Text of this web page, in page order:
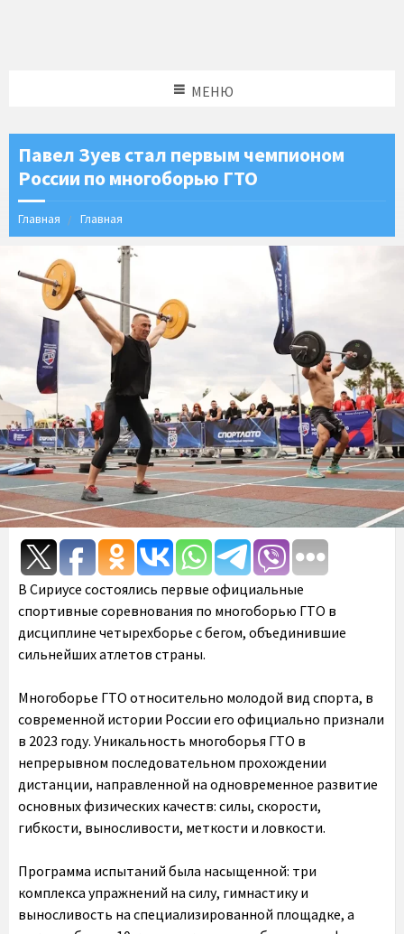
МЕНЮ
Павел Зуев стал первым чемпионом
России по многоборью ГТО
Главная Главная
В Сириусе состоялись первые официальные
спортивные соревнования по многоборью ГТО в
дисциплине четырехборье с бегом, объединившие
сильнейших атлетов страны.
Многоборье ГТО относительно молодой вид спорта, в
современной истории России его официально признали
в 2023 году. Уникальность многоборья ГТО в
непрерывном последовательном прохождении
дистанции, направленной на одновременное развитие
основных физических качеств: силы, скорости,
гибкости, выносливости, меткости и ловкости.
Программа испытаний была насыщенной: три
комплекса упражнений на силу, гимнастику и
выносливость на специализированной площадке, а